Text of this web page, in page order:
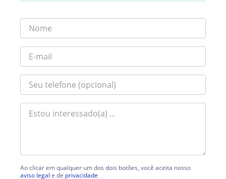
Ao clicar em qualquer um dos dois botões, você aceita nosso
aviso legal e de privacidade